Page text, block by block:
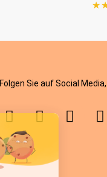
Folgen Sie auf Social